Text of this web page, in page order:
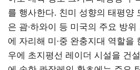
를 행사한다. 친미 성향의 태평양
은 괌·하와이 등 미국의 주요 방위
에 자리해 미·중 완충지대 역할을
우에 초지평선 레이더 시설을 건